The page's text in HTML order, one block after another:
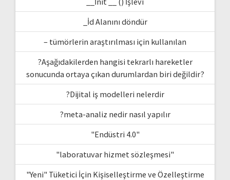
_İd Alanını döndür
– tümörlerin araştırılması için kullanılan
?Aşağıdakilerden hangisi tekrarlı hareketler
sonucunda ortaya çıkan durumlardan biri değildir?
?Dijital iş modelleri nelerdir
?meta-analiz nedir nasıl yapılır
"Endüstri 4.0"
"laboratuvar hizmet sözleşmesi"
"Yeni" Tüketici İçin Kişiselleştirme ve Özelleştirme